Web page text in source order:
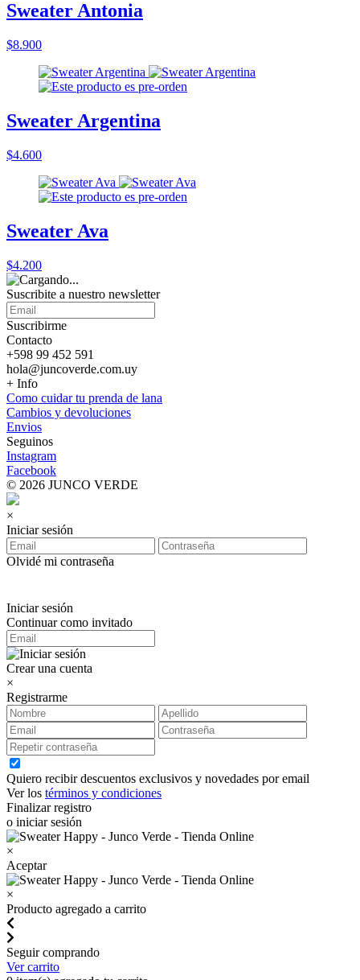
Sweater Antonia
$8.900
Sweater Argentina
$4.600
Sweater Ava
$4.200
Suscribite a nuestro newsletter
Suscribirme
Contacto
+598 99 452 591
hola@juncoverde.com.uy
+ Info
Como cuidar tu prenda de lana
Cambios y devoluciones
Envios
Seguinos
Instagram
Facebook
© 2026 JUNCO VERDE
×
Iniciar sesión
Olvidé mi contraseña
Iniciar sesión
Continuar como invitado
Crear una cuenta
×
Registrarme
Quiero recibir descuentos exclusivos y novedades por email
Ver los términos y condiciones
Finalizar registro
o iniciar sesión
×
Aceptar
×
Producto agregado a carrito
Seguir comprando
Ver carrito